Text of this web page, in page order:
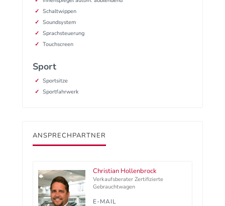
Schaltwippen
Soundsystem
Sprachsteuerung
Touchscreen
Sport
Sportsitze
Sportfahrwerk
ANSPRECHPARTNER
Christian Hollenbrock
Verkaufsberater Zertifizierte
Gebrauchtwagen
E-MAIL